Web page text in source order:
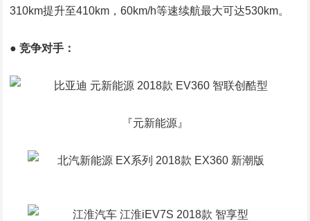
310km提升至410km，60km/h等速续航最大可达530km。
● 竞争对手：
『元新能源』